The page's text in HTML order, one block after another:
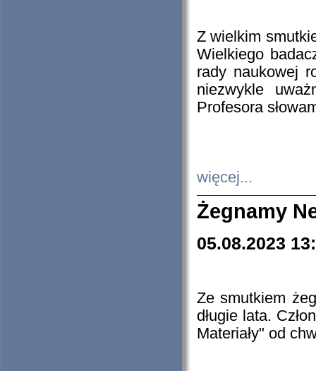
Z wielkim
Wielkiego
rady naukowej
niezwykle
Profesora
więcej...
Żegnamy
05.08.2023
Ze smutkiem
długie lata.
Materiały" od